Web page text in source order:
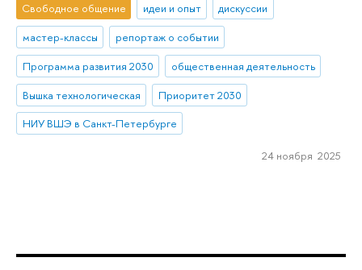
Свободное общение идеи и опыт
дискуссии
мастер-классы
репортаж о событии
Программа развития 2030
общественная деятельность
Вышка технологическая
Приоритет 2030
НИУ ВШЭ в Санкт-Петербурге
24 ноября 2025